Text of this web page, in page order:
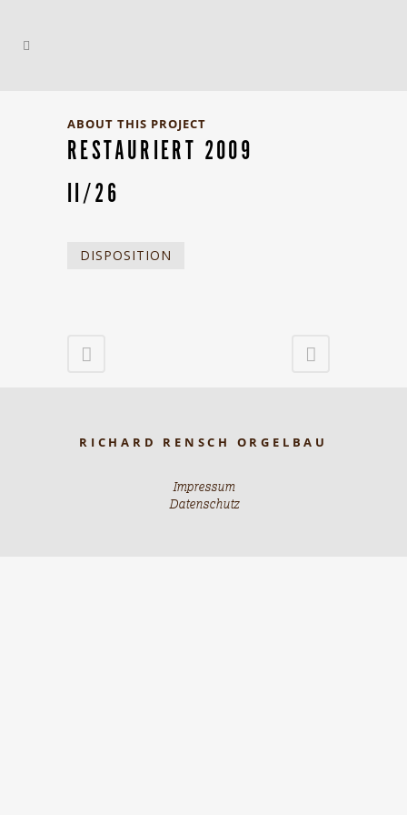
ABOUT THIS PROJECT
RESTAURIERT 2009
II/26
DISPOSITION
RICHARD RENSCH ORGELBAU
Impressum
Datenschutz